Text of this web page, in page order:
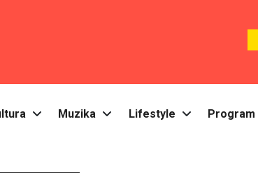
Muzika Lifestyle Program